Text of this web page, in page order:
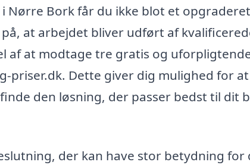
Nørre Bork får du ikke blot et
at arbejdet bliver udført af
af at modtage tre gratis og
priser.dk. Dette giver dig mulighed for at
den løsning, der passer bedst til dit
der kan have stor betydning for